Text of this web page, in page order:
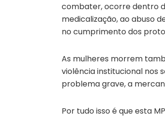
combater, ocorre dentro
medicalização, ao abuso
no cumprimento dos
As mulheres morrem
violência institucional nos
problema grave, a
Por tudo isso é que esta